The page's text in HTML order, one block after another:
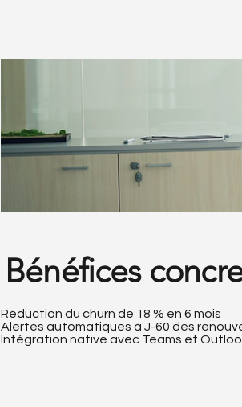
Bénéfices
Réduction du churn de 18 % en 6 mois
Alertes automatiques à J-60 des
Intégration native avec Teams et